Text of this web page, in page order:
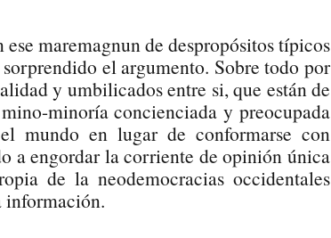
maremagnun de despropósitos típicos
el argumento. Sobre todo por
y umbilicados entre si, que están de
minoría concienciada y preocupada
mundo en lugar de conformarse con
a engordar la corriente de opinión única
de la neodemocracias occidentales
información.